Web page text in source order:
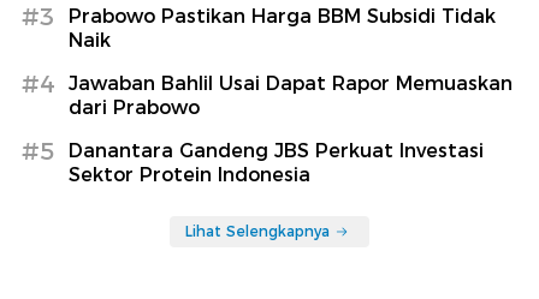
#3
Prabowo Pastikan Harga BBM Subsidi Tidak
Naik
#4
Jawaban Bahlil Usai Dapat Rapor Memuaskan
dari Prabowo
#5
Danantara Gandeng JBS Perkuat Investasi
Sektor Protein Indonesia
Lihat Selengkapnya